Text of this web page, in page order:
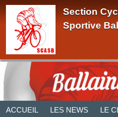
Section
Sportive
ACCUEIL LES NEWS LE
Panneau de gestion des cookies